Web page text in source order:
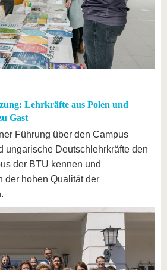
Lehrkräfte aus Polen und
Gast
Führung über den Campus
ungarische Deutschlehrkräfte den
der BTU kennen und
der hohen Qualität der